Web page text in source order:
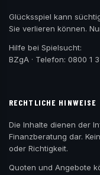
Glücksspiel kann
Sie verlieren können.
Hilfe bei Spielsucht:
BZgA · Telefon: 0800 1
RECHTLICHE HINWEISE
Die Inhalte dienen der
Finanzberatung dar.
oder Richtigkeit.
Quoten und Angebote